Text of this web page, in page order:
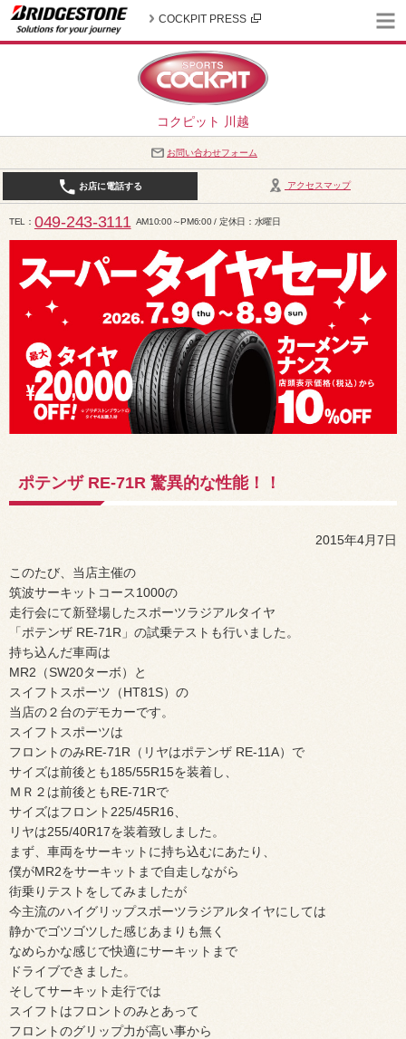
コクピット 川越
COCKPIT PRESS
お問い合わせフォーム
アクセスマップ
お店に電話する
TEL 049-243-3111 AM10:00～PM6:00 / 定休日：水曜日
ポテンザ RE-71R 驚異的な性能！！
2015年4月7日
このたび、当店主催の
筑波サーキットコース1000の
走行会にて新登場したスポーツラジアルタイヤ
「ポテンザ RE-71R」の試乗テストも行いました。
持ち込んだ車両は
MR2（SW20ターボ）と
スイフトスポーツ（HT81S）の
当店の２台のデモカーです。
スイフトスポーツは
フロントのみRE-71R（リヤはポテンザ RE-11A）で
サイズは前後とも185/55R15を装着し、
ＭＲ２は前後ともRE-71Rで
サイズはフロント225/45R16、
リヤは255/40R17を装着致しました。
まず、車両をサーキットに持ち込むにあたり、
僕がMR2をサーキットまで自走しながら
街乗りテストをしてみましたが
今主流のハイグリップスポーツラジアルタイヤにしては
静かでゴツゴツした感じあまりも無く
なめらかな感じで快適にサーキットまで
ドライブできました。
そしてサーキット走行では
スイフトはフロントのみとあって
フロントのグリップ力が高い事から